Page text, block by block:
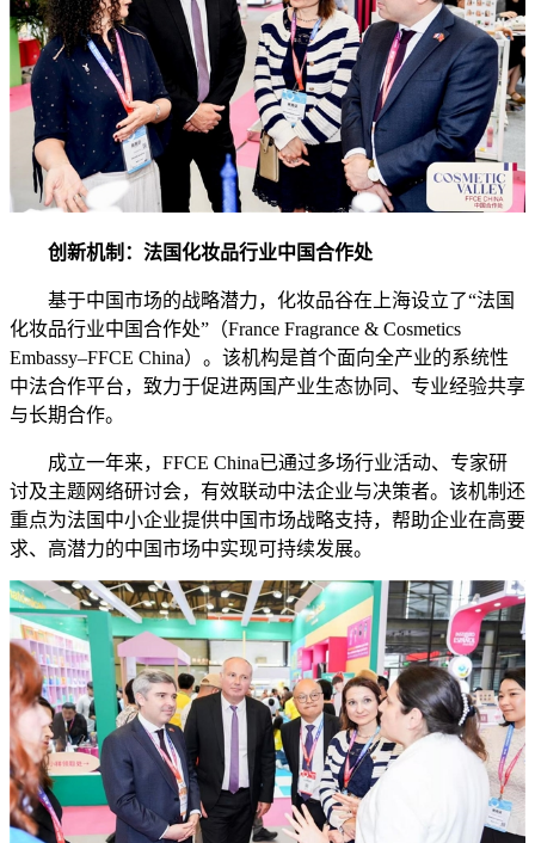
创新机制：法国化妆品行业中国合作处
基于中国市场的战略潜力，化妆品谷在上海设立了“法国
化妆品行业中国合作处”（France Fragrance & Cosmetics
Embassy–FFCE China）。该机构是首个面向全产业的系统性
中法合作平台，致力于促进两国产业生态协同、专业经验共享
与长期合作。
成立一年来，FFCE China已通过多场行业活动、专家研
讨及主题网络研讨会，有效联动中法企业与决策者。该机制还
重点为法国中小企业提供中国市场战略支持，帮助企业在高要
求、高潜力的中国市场中实现可持续发展。